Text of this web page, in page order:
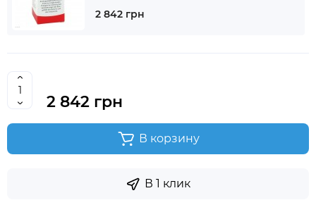
2 842 грн
2 842 грн
В корзину
В 1 клик